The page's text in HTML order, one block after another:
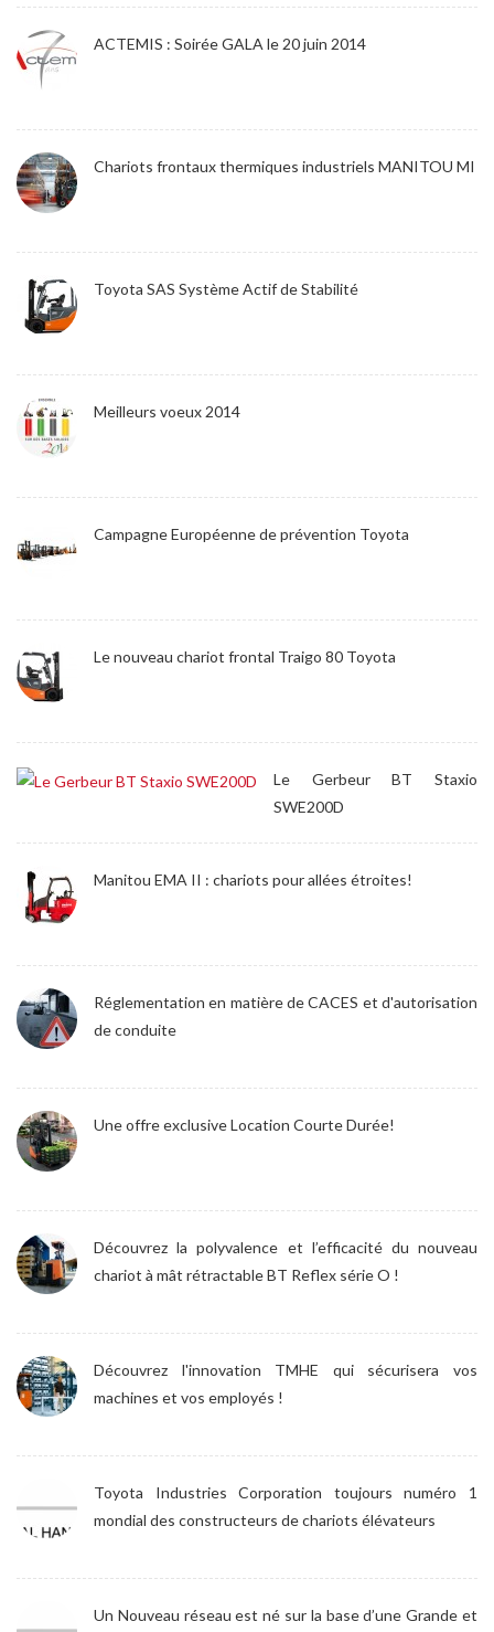
ACTEMIS : Soirée GALA le 20 juin 2014
Chariots frontaux thermiques industriels MANITOU MI
Toyota SAS Système Actif de Stabilité
Meilleurs voeux 2014
Campagne Européenne de prévention Toyota
Le nouveau chariot frontal Traigo 80 Toyota
Le Gerbeur BT Staxio
SWE200D
Manitou EMA II : chariots pour allées étroites!
Réglementation en matière de CACES et d'autorisation
de conduite
Une offre exclusive Location Courte Durée!
Découvrez la polyvalence et l’efficacité du nouveau
chariot à mât rétractable BT Reflex série O !
Découvrez l'innovation TMHE qui sécurisera vos
machines et vos employés !
Toyota Industries Corporation toujours numéro 1
mondial des constructeurs de chariots élévateurs
Un Nouveau réseau est né sur la base d’une Grande et